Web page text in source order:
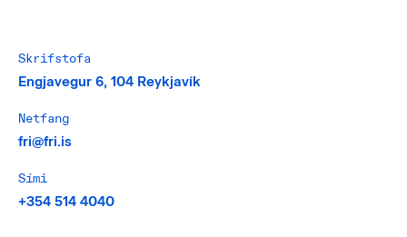
Skrifstofa
Engjavegur 6, 104 Reykjavík
Netfang
fri@fri.is
Sími
+354 514 4040